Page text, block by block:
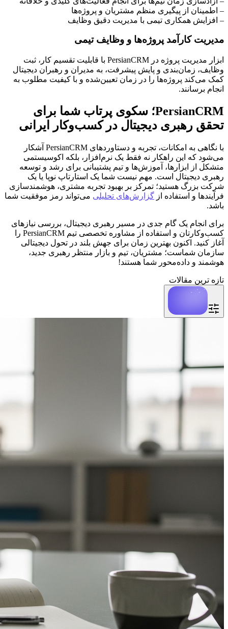
– اطمینان از پیگیری منظم مشتریان و پروژه‌ها
– افزایش همکاری تیمی با مدیریت دقیق وظایف
مدیریت کارآمد پروژه‌ها و وظایف تیمی
ابزار مدیریت پروژه در PersianCRM با قابلیت تقسیم کار، ثبت
وظایف، زمان‌بندی و پایش پیشرفت، به مدیران و رهبران دیجیتال
کمک می‌کند پروژه‌ها را در زمان تعیین‌شده و با کیفیت مطلوب به
انجام برسانند.
PersianCRM؛ سکوی پرتاب شما برای
تحقق رهبری دیجیتال در کسب‌وکار ایرانی
با نگاهی به امکانات، تجربه و دستاوردهای PersianCRM آشکار
می‌شود که این راهکار نه فقط یک نرم‌افزار، بلکه اکوسیستمی
متشکل از ابزارها، آموزش‌ها و تیم پشتیبانی برای رشد و توسعه
رهبری دیجیتال است. مهم نیست شما یک استارتاپ نوپا یا یک
شرکت بزرگ هستید؛ تمرکز بر بهبود تجربه مشتری، هوشمندسازی
فرآیندها و استفاده از گزارش‌های تحلیلی می‌تواند رمز موفقیت شما
باشد.
برای انجام یک گام جدی در مسیر رهبری دیجیتال، بررسی نیازهای
کسب‌وکارتان و استفاده از مشاوره تخصصی تیم PersianCRM را
آغاز کنید. اکنون بهترین زمان برای جهش بلند در تحول دیجیتالی
سازمان شماست؛ مشتریان، تیم و بازار منتظر رهبری جدید،
هوشمند و داده‌محور شما هستند!
تازه ترین مقالات